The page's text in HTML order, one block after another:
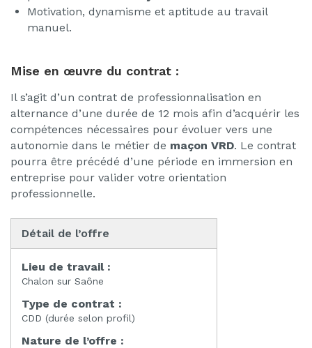
Motivation, dynamisme et aptitude au travail
manuel.
Mise en œuvre du contrat :
Il s’agit d’un contrat de professionnalisation en
alternance d’une durée de 12 mois afin d’acquérir les
compétences nécessaires pour évoluer vers une
autonomie dans le métier de maçon VRD. Le contrat
pourra être précédé d’une période en immersion en
entreprise pour valider votre orientation
professionnelle.
Détail de l’offre
Lieu de travail :
Chalon sur Saône
Type de contrat :
CDD (durée selon profil)
Nature de l’offre :